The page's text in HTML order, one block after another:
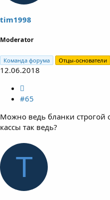
tim1998
Moderator
Команда форума Отцы-основатели
12.06.2018
#65
Можно ведь бланки строгой
кассы так ведь?
T